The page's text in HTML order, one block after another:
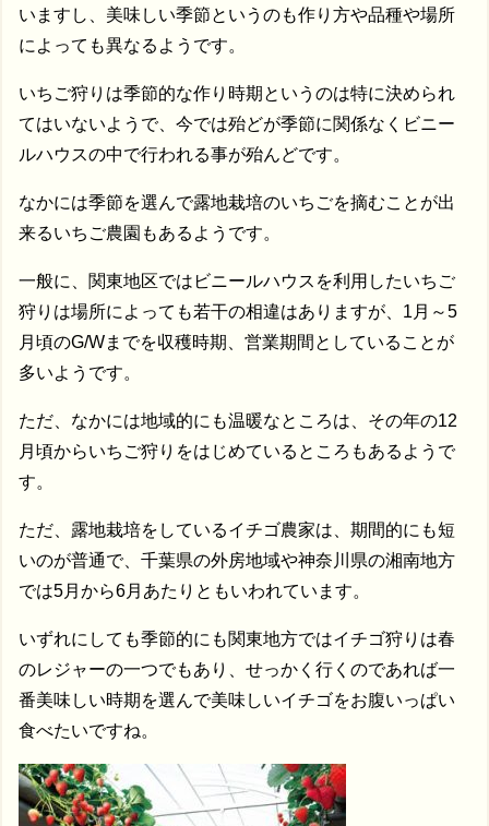
いますし、美味しい季節というのも作り方や品種や場所
によっても異なるようです。
いちご狩りは季節的な作り時期というのは特に決められ
てはいないようで、今では殆どが季節に関係なくビニー
ルハウスの中で行われる事が殆んどです。
なかには季節を選んで露地栽培のいちごを摘むことが出
来るいちご農園もあるようです。
一般に、関東地区ではビニールハウスを利用したいちご
狩りは場所によっても若干の相違はありますが、1月～5
月頃のG/Wまでを収穫時期、営業期間としていることが
多いようです。
ただ、なかには地域的にも温暖なところは、その年の12
月頃からいちご狩りをはじめているところもあるようで
す。
ただ、露地栽培をしているイチゴ農家は、期間的にも短
いのが普通で、千葉県の外房地域や神奈川県の湘南地方
では5月から6月あたりともいわれています。
いずれにしても季節的にも関東地方ではイチゴ狩りは春
のレジャーの一つでもあり、せっかく行くのであれば一
番美味しい時期を選んで美味しいイチゴをお腹いっぱい
食べたいですね。